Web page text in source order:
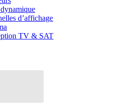
d’affichage
TV & SAT